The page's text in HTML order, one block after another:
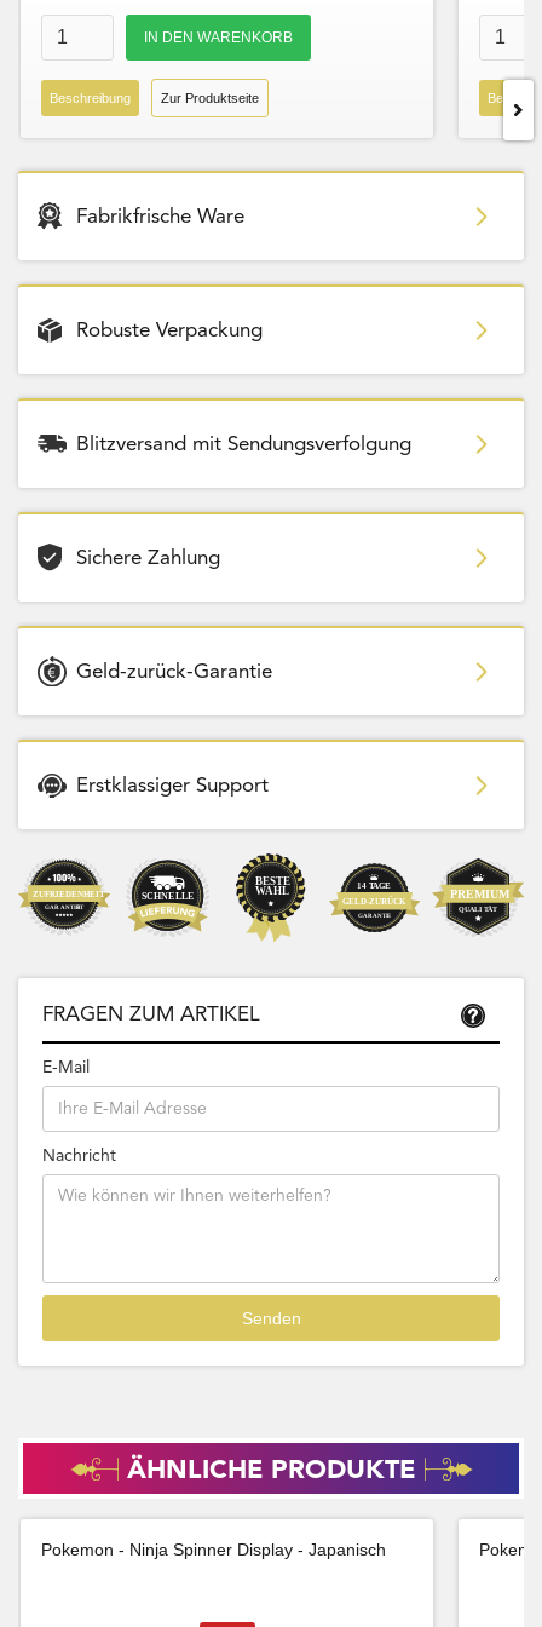
Beschreibung Zur Produktseite
Fabrikfrische Ware
Robuste Verpackung
Blitzversand mit Sendungsverfolgung
Sichere Zahlung
Geld-zurück-Garantie
Erstklassiger Support
FRAGEN ZUM ARTIKEL
E-Mail
Nachricht
ÄHNLICHE PRODUKTE
Pokemon - Ninja Spinner Display - Japanisch